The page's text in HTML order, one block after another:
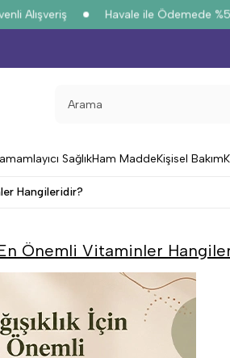
Havale ile Ödemede %5
SağlıkHam MaddeKişisel Bakım
Hangileridir?
En Önemli Vitaminler